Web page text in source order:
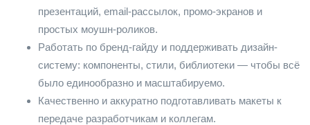
презентаций, email-рассылок, промо-экранов и
простых моушн-роликов.
Работать по бренд-гайду и поддерживать дизайн-
систему: компоненты, стили, библиотеки — чтобы всё
было единообразно и масштабируемо.
Качественно и аккуратно подготавливать макеты к
передаче разработчикам и коллегам.